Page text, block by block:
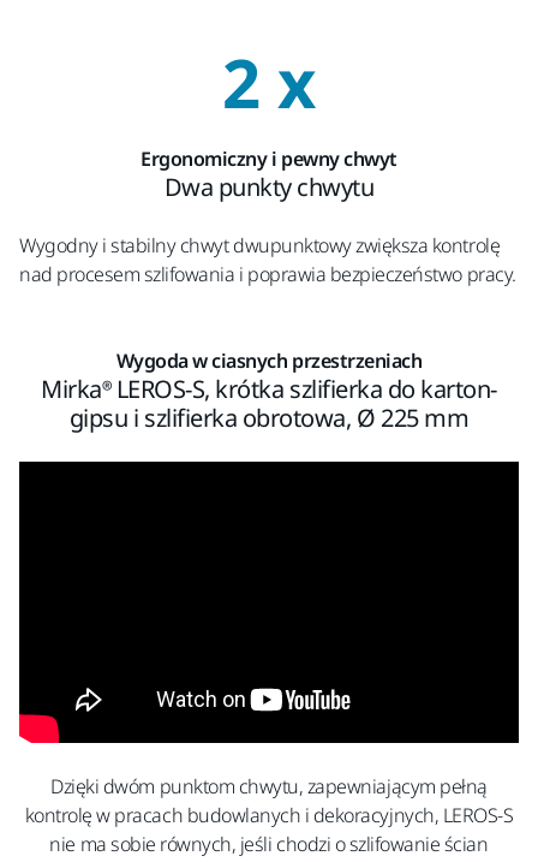
2 x
Ergonomiczny i pewny chwyt
Dwa punkty chwytu
Wygodny i stabilny chwyt dwupunktowy zwiększa kontrolę
nad procesem szlifowania i poprawia bezpieczeństwo pracy.
Wygoda w ciasnych przestrzeniach
Mirka® LEROS-S, krótka szlifierka do karton-
gipsu i szlifierka obrotowa, Ø 225 mm
Dzięki dwóm punktom chwytu, zapewniającym pełną
kontrolę w pracach budowlanych i dekoracyjnych, LEROS-S
nie ma sobie równych, jeśli chodzi o szlifowanie ścian